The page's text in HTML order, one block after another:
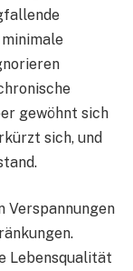
gewöhnt sich
sich, und
Verspannungen
Lebensqualität